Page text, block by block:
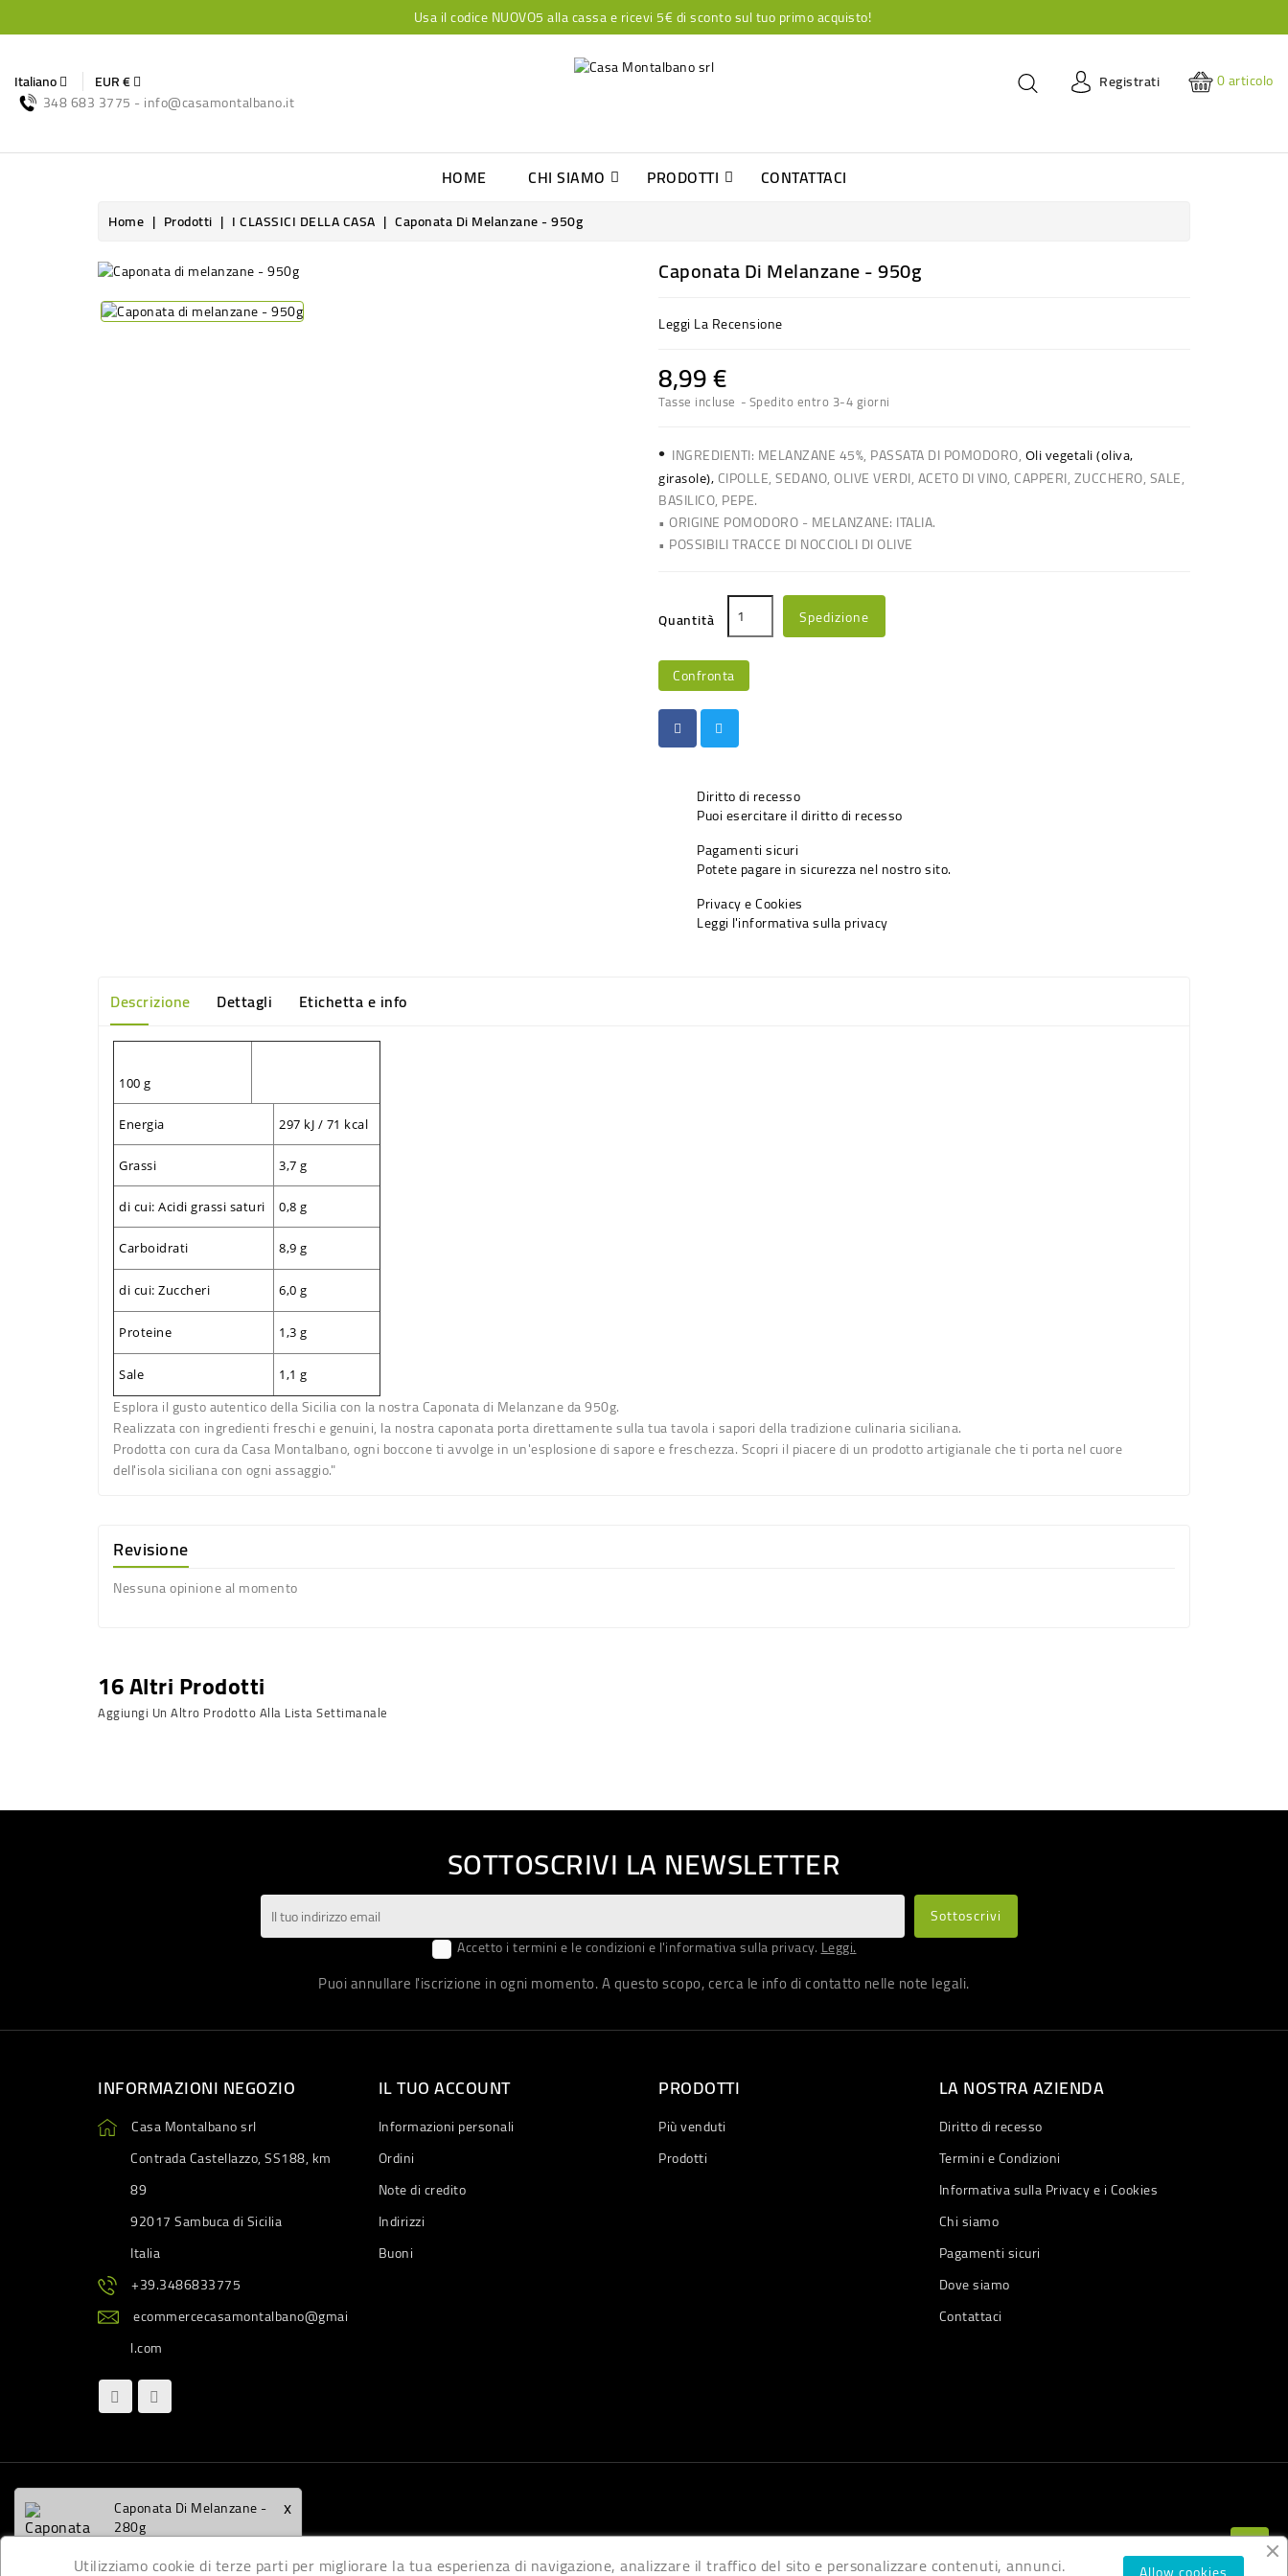
Usa il codice NUOVO5 alla cassa e ricevi 5€ di sconto sul tuo primo acquisto!
Italiano
EUR €
348 683 3775 - info@casamontalbano.it
Registrati 0articolo
HOME CHI SIAMO PRODOTTI CONTATTACI
Home Prodotti I CLASSICI DELLA CASA Caponata Di Melanzane - 950g
Caponata Di Melanzane - 950g
Leggi La Recensione
8,99 €
Tasse incluse Spedito entro 3-4 giorni
• INGREDIENTI: MELANZANE 45%, PASSATA DI POMODORO, Oli vegetali (oliva,
girasole), CIPOLLE,SEDANO,OLIVE VERDI, ACETO DI VINO, CAPPERI, ZUCCHERO, SALE,
BASILICO, PEPE.
• ORIGINE POMODORO - MELANZANE: ITALIA.
• POSSIBILI TRACCE DI NOCCIOLI DI OLIVE
Quantità Spedizione
Confronta
Diritto di recesso
Puoi esercitare il diritto di recesso
Pagamenti sicuri
Potete pagare in sicurezza nel nostro sito.
Privacy e Cookies
Leggi l'informativa sulla privacy
Descrizione Dettagli Etichetta e info
100 g
Energia 297 kJ / 71 kcal
Grassi 3,7 g
di cui: Acidi grassi saturi 0,8 g
Carboidrati 8,9 g
di cui: Zuccheri 6,0 g
Proteine 1,3 g
Sale 1,1 g
Esplora il gusto autentico della Sicilia con la nostraCaponata di Melanzane da 950g.
Realizzata con ingredienti freschi e genuini, la nostra caponata porta direttamente sulla tua tavola i sapori della tradizione culinaria siciliana.
Prodotta con cura da Casa Montalbano, ogni boccone ti avvolge in un'esplosione di sapore e freschezza. Scopri il piacere di un prodotto artigianale che ti porta nel cuore
dell'isola siciliana con ogni assaggio."
Revisione
Nessuna opinione al momento
16 Altri Prodotti
Aggiungi Un Altro Prodotto Alla Lista Settimanale
SOTTOSCRIVI LA NEWSLETTER
Accetto i termini e le condizioni e l'informativa sulla privacy.Leggi.
Puoi annullare l'iscrizione in ogni momento. A questo scopo, cerca le info di contatto nelle note legali.
INFORMAZIONI NEGOZIO
Casa Montalbano srl
Contrada Castellazzo, SS188, km
89
92017 Sambuca di Sicilia
Italia
+39.3486833775
ecommercecasamontalbano@gmai
l.com
IL TUO ACCOUNT
Informazioni personali
Ordini
Note di credito
Indirizzi
Buoni
PRODOTTI
Più venduti
Prodotti
LA NOSTRA AZIENDA
Diritto di recesso
Termini e Condizioni
Informativa sulla Privacy e i Cookies
Chi siamo
Pagamenti sicuri
Dove siamo
Contattaci
© 2026 - Software di Ecommerce di PrestaShop™
x
Caponata Di Melanzane -
280g
Utilizziamo cookie di terze parti per migliorare la tua esperienza di navigazione, analizzare il traffico del sito e personalizzare contenuti, annunci.